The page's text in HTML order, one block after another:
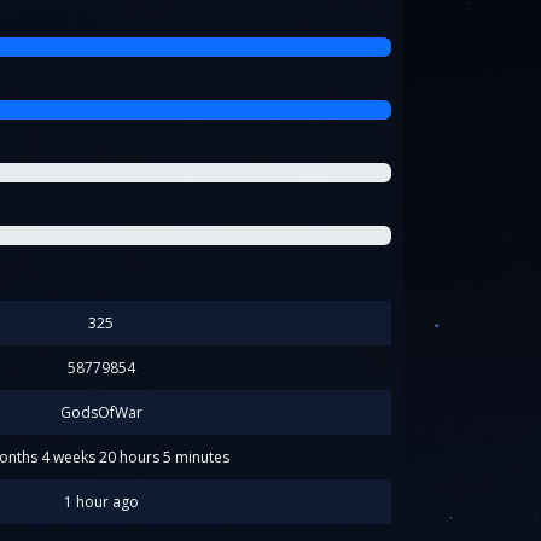
325
58779854
GodsOfWar
4 weeks 20 hours 5 minutes
1 hour ago